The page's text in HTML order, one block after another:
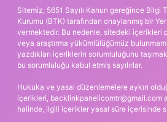
Sitemiz, 5651 Sayılı Kanun gereğince Bilgi
Kurumu (BTK) tarafından onaylanmış bir
vermektedir. Bu nedenle, sitedeki içerikleri
veya araştırma yükümlülüğümüz
yazdıkları içeriklerin sorumluluğunu
bu sorumluluğu kabul etmiş sayılırlar.
Hukuka ve yasal düzenlemelere aykırı
içerikleri, backlinkpanelicomtr@gmail.com
halinde, ilgili içerikler yasal süre içerisinde